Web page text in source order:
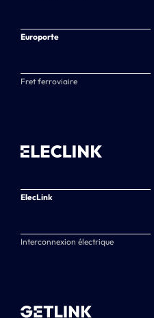
Europorte
Fret ferroviaire
ElecLink
Interconnexion électrique